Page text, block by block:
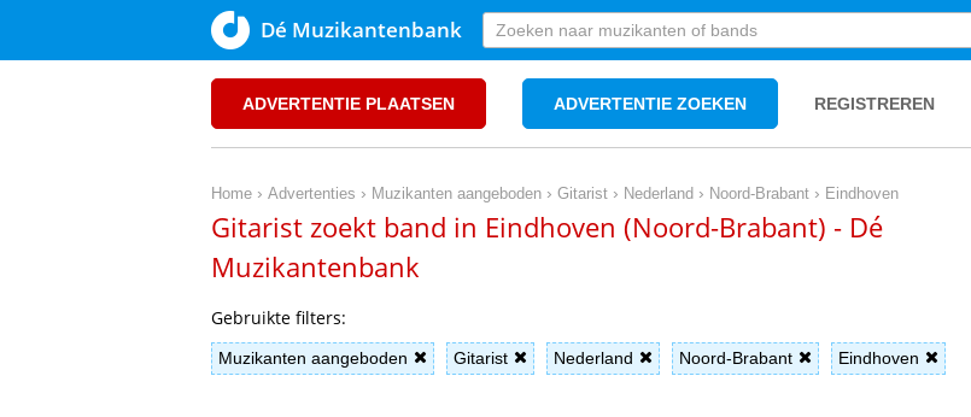
Dé Muzikantenbank
ADVERTENTIE PLAATSEN ADVERTENTIE ZOEKEN REGISTREREN
Home › Advertenties › Muzikanten aangeboden › Gitarist › Nederland › Noord-Brabant › Eindhoven
Gitarist zoekt band in Eindhoven (Noord-Brabant) - Dé
Muzikantenbank
Gebruikte filters:
Muzikanten aangeboden Gitarist Nederland Noord-Brabant Eindhoven